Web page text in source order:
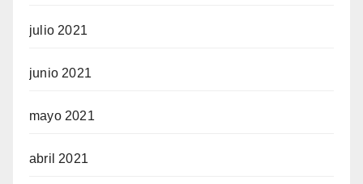
julio 2021
junio 2021
mayo 2021
abril 2021